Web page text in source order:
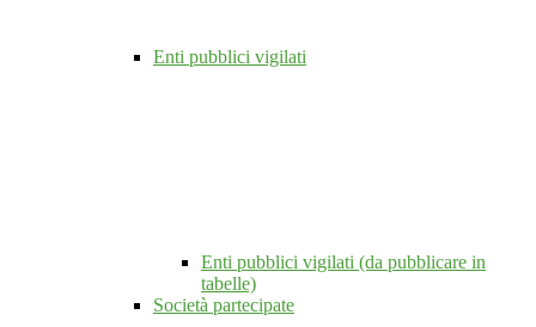
Enti pubblici vigilati
Enti pubblici vigilati (da pubblicare in
tabelle)
Società partecipate